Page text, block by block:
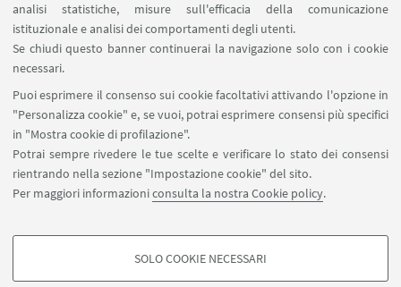
analisi statistiche, misure sull'efficacia della comunicazione
istituzionale e analisi dei comportamenti degli utenti.
Se chiudi questo banner continuerai la navigazione solo con i cookie
necessari.
Puoi esprimere il consenso sui cookie facoltativi attivando l'opzione in
"Personalizza cookie" e, se vuoi, potrai esprimere consensi più specifici
in "Mostra cookie di profilazione".
Potrai sempre rivedere le tue scelte e verificare lo stato dei consensi
rientrando nella sezione "Impostazione cookie" del sito.
Per maggiori informazioniconsulta la nostra Cookie policy.
COOKIE DI PROFILAZIONE - FACOLTATIVI
SOLO COOKIE NECESSARI
SEGUI IL DIPARTIMENTO SU:
SEGUI UNIBO SU:
APP: